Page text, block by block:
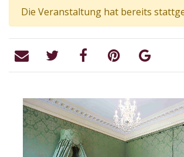
Die Veranstaltung hat bereits